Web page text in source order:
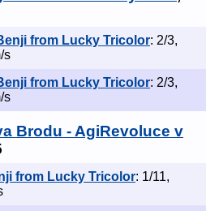
from Lucky Tricolor: 2/3,
s
from Lucky Tricolor: 2/3,
s
Brodu - AgiRevoluce v
from Lucky Tricolor: 1/11,